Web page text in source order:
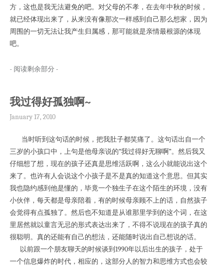
方，这也是我无法避免的吧。对父母的不孝，在去年中秋的时候，
就已经体现出来了，从来没有像那次一样感到自己那么想家，因为
周围的一切无法让我产生归属感，那可能就是亲情最根源的体现
吧。
- 阅读剩余部分 -
我过得好孤独啊~
January 17, 2010
当时听到这句话的时候，把我肚子都笑痛了。这句话出自一个
三岁的小孩口中，上句是他母亲说的“我过得好无聊啊”。然后我又
仔细想了想，现在的孩子还真是思维活跃啊，这么小就能说出这个
来了。也许有人会说这个小孩子是不是真的知道这个意思。但其实
我也隐约感到他是懂的，毕竟一个独生子在这个陌生的环境，没有
小伙伴，每天都是母亲陪着，有的时候母亲顾不上的话，自然孩子
会觉得有点孤独了。然后也不知道是从谁那里学到的这个词，在这
里居然就以童言无忌的形式表达出来了，不得不说现在的孩子真的
很聪明。真的还能有自己的想法，还能随时说出自己想说的话。
以前跟一个朋友聊天的时候谈到1990年以后出生的孩子，处于
一个信息爆炸的时代，相应的，这部分人的智力和思维方式也会较